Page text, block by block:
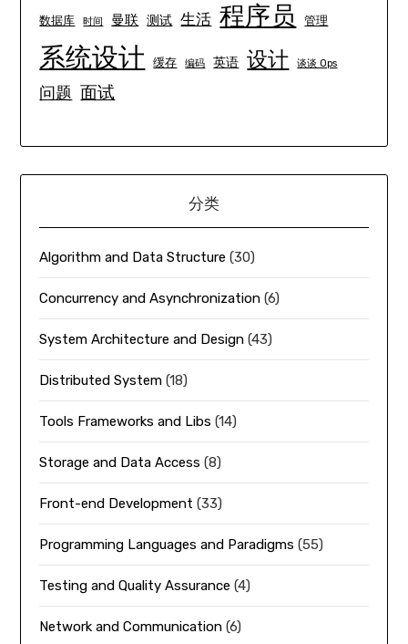
数据库 时间 曼联 测试 生活 程序员 管理
系统设计 缓存 编码 英语 设计 谈谈 Ops
问题 面试
分类
Algorithm and Data Structure (30)
Concurrency and Asynchronization (6)
System Architecture and Design (43)
Distributed System (18)
Tools Frameworks and Libs (14)
Storage and Data Access (8)
Front-end Development (33)
Programming Languages and Paradigms (55)
Testing and Quality Assurance (4)
Network and Communication (6)